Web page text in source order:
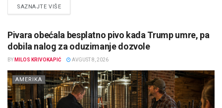
SAZNAJTE VIŠEDETAILS
Pivara obećala besplatno pivo kada Trump umre, pa
dobila nalog za oduzimanje dozvole
BY MILOS KRIVOKAPIĆ AVGUST 8, 2026
AMERIKA